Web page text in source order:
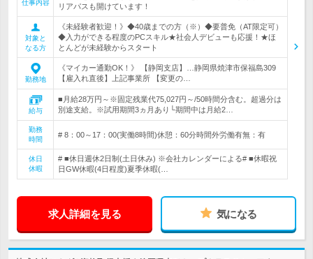
仕事内容
リアパスも開けています！
対象と
なる方
《未経験者歓迎！》◆40歳までの方（※）◆要普免（AT限定可）
◆入力ができる程度のPCスキル★社会人デビューも応援！★ほ
とんどが未経験からスタート
勤務地
《マイカー通勤OK！》 【静岡支店】…静岡県焼津市保福島309
【雇入れ直後】上記事業所 【変更の…
給与
■月給28万円～※固定残業代75,027円～/50時間分含む。超過分は
別途支給。※試用期間3ヵ月あり└期間中は月給2…
勤務
時間
# 8：00～17：00(実働8時間)休憩：60分時間外労働有無：有
休日
休暇
# ■休日週休2日制(土日休み) ※会社カレンダーによる# ■休暇祝
日GW休暇(4日程度)夏季休暇(…
求人詳細を見る 気になる